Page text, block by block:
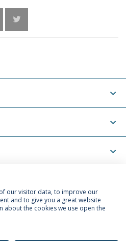
Termos & Condições
our visitor data, to improve our
and to give you a great website
about the cookies we use open the